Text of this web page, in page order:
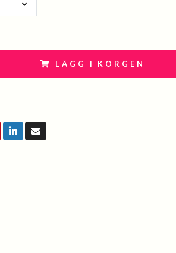
LÄGG I KORGEN